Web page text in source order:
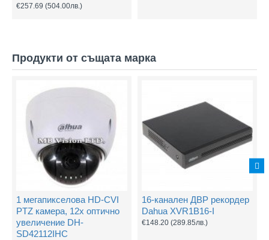
€257.69 (504.00лв.)
Продукти от същата марка
1 мегапикселова HD-CVI
PTZ камера, 12х оптично
увеличение DH-
SD42112IHC
16-канален ДВР рекордер
Dahua XVR1B16-I
€148.20 (289.85лв.)